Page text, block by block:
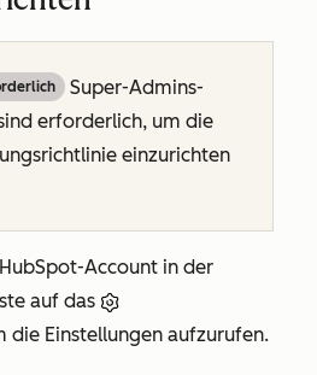
Super-Admins-
erforderlich, um die
einzurichten
Account in der
auf das
die Einstellungen aufzurufen.